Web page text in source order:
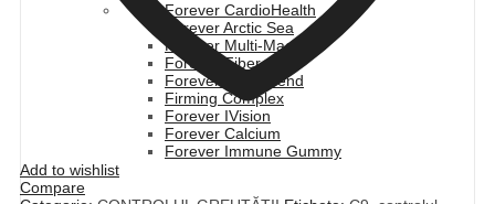
Forever CardioHealth
Forever Arctic Sea
Forever Multi-Maca
Forever Fiber
Forever ImmuBlend
Firming Complex
Forever IVision
Forever Calcium
Forever Immune Gummy
Add to wishlist
Compare